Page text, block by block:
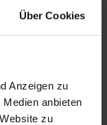
Über Cookies
Anzeigen zu
anbieten
zu